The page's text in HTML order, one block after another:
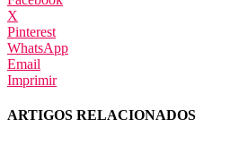
X
Pinterest
WhatsApp
Email
Imprimir
ARTIGOS RELACIONADOS